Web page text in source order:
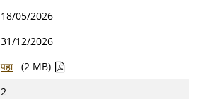
18/05/2026
31/12/2026
पहा
(2 MB)
2